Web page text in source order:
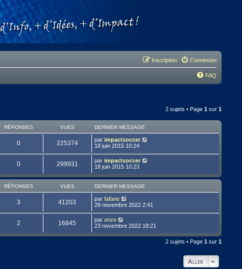
Connexion
Inscription
FAQ
2 sujets • Page 1sur 1
RÉPONSES VUES DERNIER MESSAGE
0 225374 par impactsoccer
18 juin 2015 10:24
0 299931 par impactsoccer
18 juin 2015 10:23
RÉPONSES VUES DERNIER MESSAGE
3 41203 par fafane
28 novembre 2022 2:41
2 16845 par onze
23 novembre 2022 18:21
2 sujets • Page 1sur 1
Aller